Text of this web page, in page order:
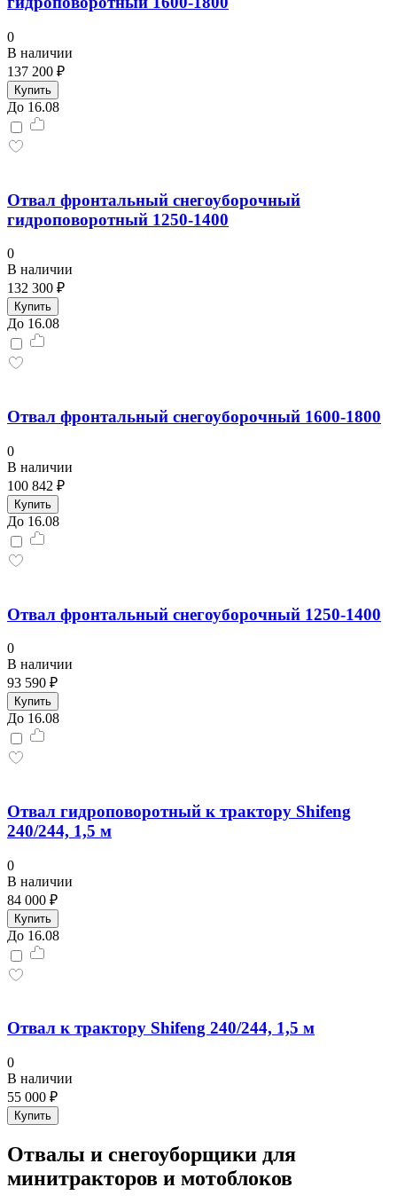
0
В наличии
137 200 ₽
Купить
До 16.08
Отвал фронтальный снегоуборочный
гидроповоротный 1250-1400
0
В наличии
132 300 ₽
Купить
До 16.08
Отвал фронтальный снегоуборочный 1600-1800
0
В наличии
100 842 ₽
Купить
До 16.08
Отвал фронтальный снегоуборочный 1250-1400
0
В наличии
93 590 ₽
Купить
До 16.08
Отвал гидроповоротный к трактору Shifeng
240/244, 1,5 м
0
В наличии
84 000 ₽
Купить
До 16.08
Отвал к трактору Shifeng 240/244, 1,5 м
0
В наличии
55 000 ₽
Купить
Отвалы и снегоуборщики для
минитракторов и мотоблоков